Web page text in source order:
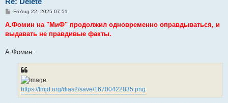
P
s
Fri Aug 22, 2025 07:51
А.Фомин на "МиФ" продолжил одновременно оправдываться, и
выдавать не правдивые факты.
А.Фомин:
https://fmjd.org/dias2/save/16700422835.png